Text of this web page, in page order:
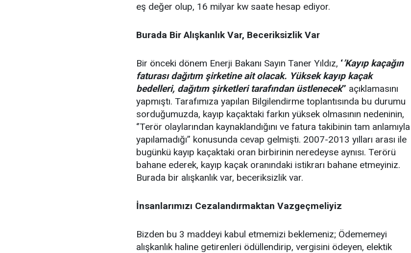
eş değer olup, 16 milyar kw saate hesap ediyor.
Burada Bir Alışkanlık Var, Beceriksizlik Var
Bir önceki dönem Enerji Bakanı Sayın Taner Yıldız, ‘’Kayıp kaçağın
faturası dağıtım şirketine ait olacak. Yüksek kayıp kaçak
bedelleri, dağıtım şirketleri tarafından üstlenecek’’ açıklamasını
yapmıştı. Tarafımıza yapılan Bilgilendirme toplantısında bu durumu
sorduğumuzda, kayıp kaçaktaki farkın yüksek olmasının nedeninin,
‘’Terör olaylarından kaynaklandığını ve fatura takibinin tam anlamıyla
yapılamadığı’’ konusunda cevap gelmişti. 2007-2013 yılları arası ile
bugünkü kayıp kaçaktaki oran birbirinin neredeyse aynısı. Terörü
bahane ederek, kayıp kaçak oranındaki istikrarı bahane etmeyiniz.
Burada bir alışkanlık var, beceriksizlik var.
İnsanlarımızı Cezalandırmaktan Vazgeçmeliyiz
Bizden bu 3 maddeyi kabul etmemizi beklemeniz; Ödememeyi
alışkanlık haline getirenleri ödüllendirip, vergisini ödeyen, elektik